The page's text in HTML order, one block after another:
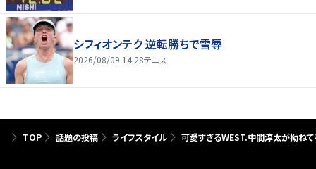
シフィオンテク 逆転勝ちで雪辱
2026/08/09 14:28テニス
TOP 話題の投稿 ライフスタイル 可愛すぎるWEST.中間淳太が拗ね